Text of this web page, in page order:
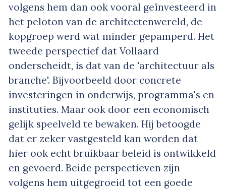
volgens hem dan ook vooral geïnvesteerd in
het peloton van de architectenwereld, de
kopgroep werd wat minder gepamperd. Het
tweede perspectief dat Vollaard
onderscheidt, is dat van de 'architectuur als
branche'. Bijvoorbeeld door concrete
investeringen in onderwijs, programma's en
instituties. Maar ook door een economisch
gelijk speelveld te bewaken. Hij betoogde
dat er zeker vastgesteld kan worden dat
hier ook echt bruikbaar beleid is ontwikkeld
en gevoerd. Beide perspectieven zijn
volgens hem uitgegroeid tot een goede